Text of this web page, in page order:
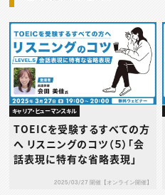
キャリア・ヒューマンスキル
TOEICを受験するすべての方
へ リスニングのコツ（５）「会
話表現に特有な省略表現」
2025/03/27 開催【オンライン開催】